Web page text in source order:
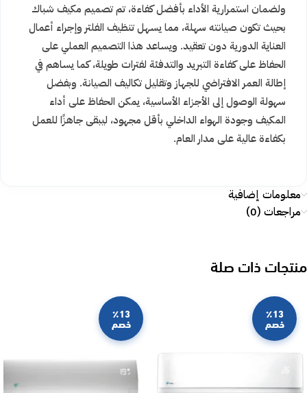
ولضمان استمرارية الأداء بأفضل كفاءة، تم تصميم مكيف شباك
بحيث تكون صيانته سهلة، مما يسهل تنظيف الفلتر وإجراء أعمال
العناية الدورية دون تعقيد. ويساعد هذا التصميم العملي على
الحفاظ على كفاءة التبريد والتدفئة لفترات طويلة، كما يساهم في
إطالة العمر الافتراضي للجهاز وتقليل تكاليف الصيانة. وبفضل
سهولة الوصول إلى الأجزاء الأساسية، يمكن الحفاظ على أداء
المكيف وجودة الهواء الداخلي بأقل مجهود، ليبقى جاهزًا للعمل
بكفاءة عالية على مدار العام.
معلومات إضافية
مراجعات (0)
منتجات ذات صلة
٪13
خصم
٪13
خصم